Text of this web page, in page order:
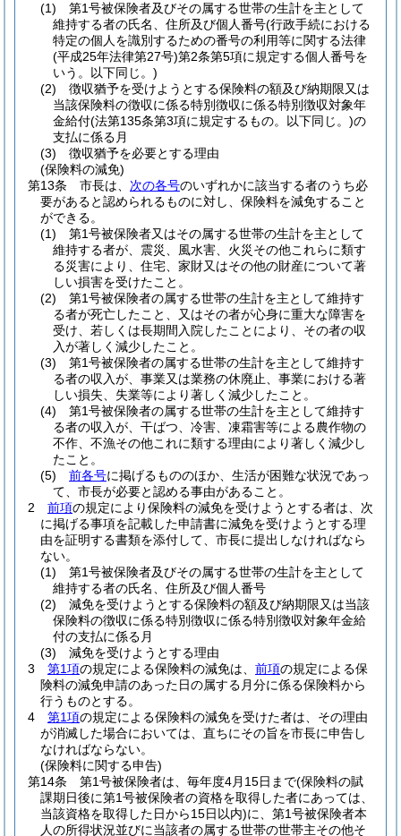
(1)
第1号被保険者及びその属する世帯の生計を主として
維持する者の氏名、住所及び個人番号(行政手続における
特定の個人を識別するための番号の利用等に関する法律
(平成25年法律第27号)第2条第5項に規定する個人番号を
いう。以下同じ。)
(2)
徴収猶予を受けようとする保険料の額及び納期限又は
当該保険料の徴収に係る特別徴収に係る特別徴収対象年
金給付(法第135条第3項に規定するもの。以下同じ。)の
支払に係る月
(3)
徴収猶予を必要とする理由
(保険料の減免)
第13条
市長は、 次の各号のいずれかに該当する者のうち必
要があると認められるものに対し、保険料を減免すること
ができる。
(1)
第1号被保険者又はその属する世帯の生計を主として
維持する者が、震災、風水害、火災その他これらに類す
る災害により、住宅、家財又はその他の財産について著
しい損害を受けたこと。
(2)
第1号被保険者の属する世帯の生計を主として維持す
る者が死亡したこと、又はその者が心身に重大な障害を
受け、若しくは長期間入院したことにより、その者の収
入が著しく減少したこと。
(3)
第1号被保険者の属する世帯の生計を主として維持す
る者の収入が、事業又は業務の休廃止、事業における著
しい損失、失業等により著しく減少したこと。
(4)
第1号被保険者の属する世帯の生計を主として維持す
る者の収入が、干ばつ、冷害、凍霜害等による農作物の
不作、不漁その他これに類する理由により著しく減少し
たこと。
(5)
前各号に掲げるもののほか、生活が困難な状況であっ
て、市長が必要と認める事由があること。
2
前項の規定により保険料の減免を受けようとする者は、次
に掲げる事項を記載した申請書に減免を受けようとする理
由を証明する書類を添付して、市長に提出しなければなら
ない。
(1)
第1号被保険者及びその属する世帯の生計を主として
維持する者の氏名、住所及び個人番号
(2)
減免を受けようとする保険料の額及び納期限又は当該
保険料の徴収に係る特別徴収に係る特別徴収対象年金給
付の支払に係る月
(3)
減免を受けようとする理由
3
第1項の規定による保険料の減免は、 前項の規定による保
険料の減免申請のあった日の属する月分に係る保険料から
行うものとする。
4
第1項の規定による保険料の減免を受けた者は、その理由
が消滅した場合においては、直ちにその旨を市長に申告し
なければならない。
(保険料に関する申告)
第14条
第1号被保険者は、毎年度4月15日まで(保険料の賦
課期日後に第1号被保険者の資格を取得した者にあっては、
当該資格を取得した日から15日以内)に、第1号被保険者本
人の所得状況並びに当該者の属する世帯の世帯主その他そ